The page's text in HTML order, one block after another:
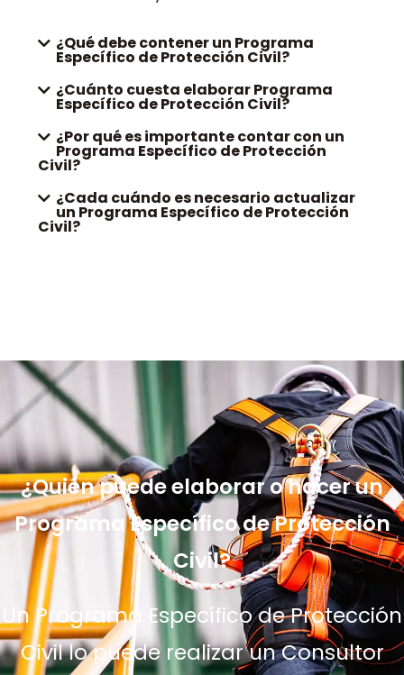
¿Qué debe contener un Programa
Específico de Protección Civil?
¿Cuánto cuesta elaborar Programa
Específico de Protección Civil?
¿Por qué es importante contar con un
Programa Específico de Protección
Civil?
¿Cada cuándo es necesario actualizar
un Programa Específico de Protección
Civil?
¿Quién puede elaborar o hacer un
Programa Específico de Protección
Civil?
Un Programa Específico de Protección
Civil lo puede realizar un Consultor